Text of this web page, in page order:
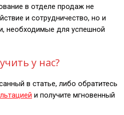
в отделе продаж не
и сотрудничество, но и
необходимые для успешной
у нас?
в статье, либо обратитесь
и получите мгновенный